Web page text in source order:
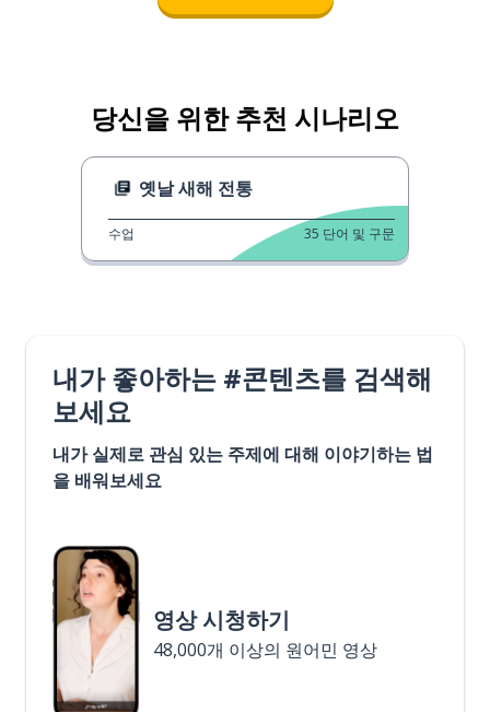
당신을 위한 추천 시나리오
옛날 새해 전통
수업 35 단어 및 구문
내가 좋아하는 #콘텐츠를 검색해
보세요
내가 실제로 관심 있는 주제에 대해 이야기하는 법
을 배워보세요
영상 시청하기
48,000개 이상의 원어민 영상